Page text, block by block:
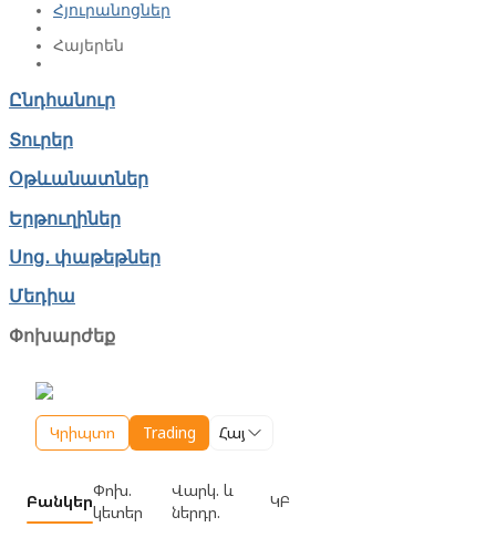
Հյուրանոցներ
Հայերեն
Ընդհանուր
Տուրեր
Օթևանատներ
Երթուղիներ
Սոց․ փաթեթներ
Մեդիա
Փոխարժեք